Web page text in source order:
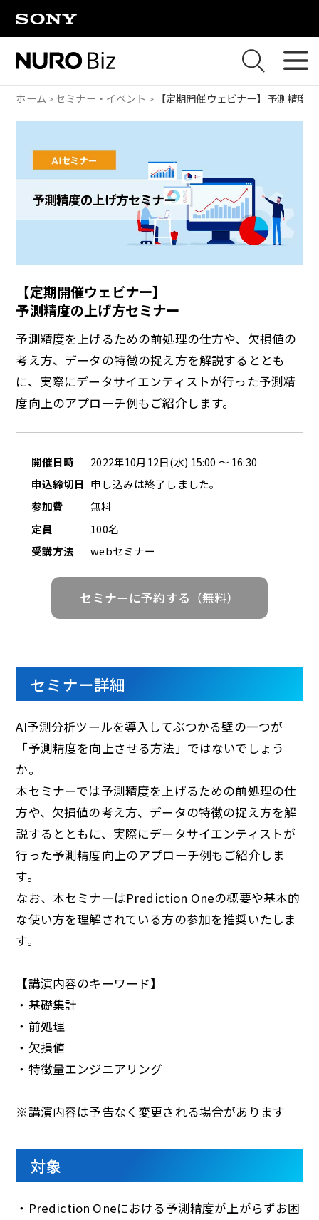
ホーム セミナー・イベント 【定期開催ウェビナー】 予測精度
【定期開催ウェビナー】
予測精度の上げ方セミナー
予測精度を上げるための前処理の仕方や、欠損値の
考え方、データの特徴の捉え方を解説するととも
に、実際にデータサイエンティストが行った予測精
度向上のアプローチ例もご紹介します。
開催日時
2022年10月12日(水) 15:00 ～ 16:30
申込締切日 申し込みは終了しました。
参加費
無料
定員
100名
受講方法
webセミナー
セミナーに予約する（無料）
セミナー詳細
AI予測分析ツールを導入してぶつかる壁の一つが
「予測精度を向上させる方法」ではないでしょう
か。
本セミナーでは予測精度を上げるための前処理の仕
方や、欠損値の考え方、データの特徴の捉え方を解
説するとともに、実際にデータサイエンティストが
行った予測精度向上のアプローチ例もご紹介しま
す。
なお、本セミナーはPrediction Oneの概要や基本的
な使い方を理解されている方の参加を推奨いたしま
す。
【講演内容のキーワード】
・基礎集計
・前処理
・欠損値
・特徴量エンジニアリング
※講演内容は予告なく変更される場合があります
対象
・Prediction Oneにおける予測精度が上がらずお困